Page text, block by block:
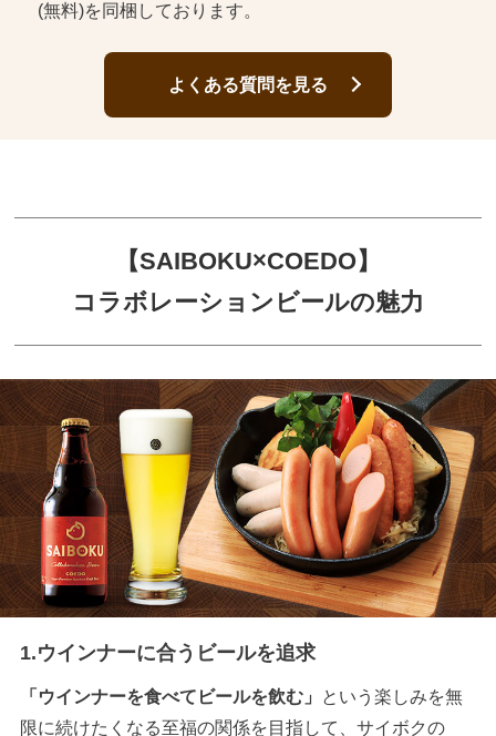
(無料)を同梱しております。
よくある質問を見る
【SAIBOKU×COEDO】
コラボレーションビールの魅力
1.ウインナーに合うビールを追求
「ウインナーを食べてビールを飲む」
という楽しみを無
限に続けたくなる至福の関係を目指して、サイボクの